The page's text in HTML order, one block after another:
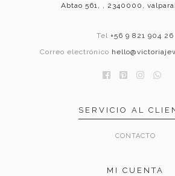
Abtao 561, , 2340000,
Tel +56 9 821 904 26
Correo electrónico
SERVICIO AL
CONTACTO
MI CUENTA